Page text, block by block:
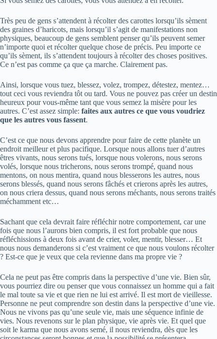
Très peu de gens s’attendent à récolter des carottes lorsqu’ils sèment
des graines d’haricots, mais lorsqu’il s’agit de manifestations non
physiques, beaucoup de gens semblent penser qu’ils peuvent semer
n’importe quoi et récolter quelque chose de précis. Peu importe ce
qu’ils sèment, ils s’attendent toujours à récolter des choses positives.
Ce n’est pas comme ça que ça marche. Clairement pas.
Ainsi, lorsque vous tuez, blessez, volez, trompez, détestez, mentez…
tout ceci vous reviendra tôt ou tard. Vous ne pouvez pas créer un destin
heureux pour vous-même tant que vous semez la misère pour les
autres. C’est assez simple: faites aux autres ce que vous voudriez
que les autres vous fassent.
C’est ce que nous devons apprendre pour faire de cette planète un
endroit meilleur et plus pacifique. Lorsque nous allons tuer d’autres
êtres vivants, nous serons tués, lorsque nous volerons, nous serons
volés, lorsque nous tricherons, nous serons trompé, quand nous
mentons, on nous mentira, quand nous blesserons les autres, nous
serons blessés, quand nous serons fâchés et crierons après les autres,
on nous criera dessus, quand nous serons méchants, nous serons traités
méchamment etc…
Sachant que cela devrait faire réfléchir notre comportement, car une
fois que nous l’aurons bien compris, il est fort probable que nous
réfléchissions à deux fois avant de crier, voler, mentir, blesser… Et
nous nous demanderons si c’est vraiment ce que nous voulons récolter
? Est-ce que je veux que cela revienne dans ma propre vie ?
Cela ne peut pas être compris dans la perspective d’une vie. Bien sûr,
vous pourriez dire ou penser que vous connaissez un homme qui a fait
le mal toute sa vie et que rien ne lui est arrivé. Il est mort de vieillesse.
Personne ne peut comprendre son destin dans la perspective d’une vie.
Nous ne vivons pas qu’une seule vie, mais une séquence infinie de
vies. Nous revenons sur le plan physique, vie après vie. Et quel que
soit le karma que nous avons semé, il nous reviendra, dès que les